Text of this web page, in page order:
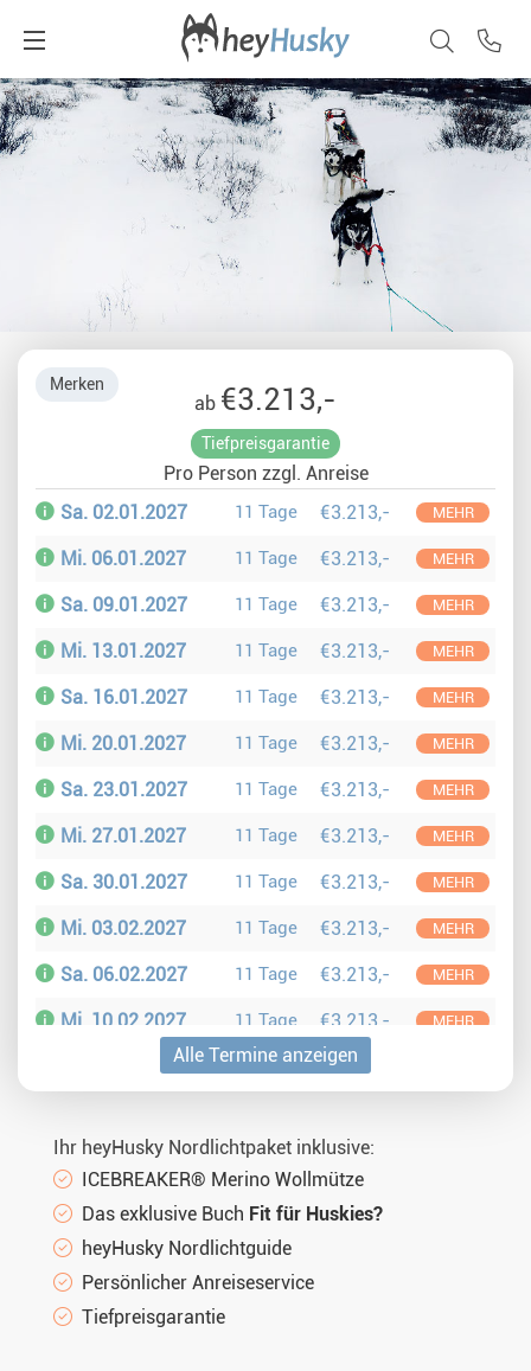
Merken
ab €3.213,-
Tiefpreisgarantie
Pro Person zzgl. Anreise
Sa. 02.01.2027
11 Tage €3.213,- MEHR
Mi. 06.01.2027 11 Tage €3.213,- MEHR
Sa. 09.01.2027 11 Tage €3.213,- MEHR
Mi. 13.01.2027 11 Tage €3.213,- MEHR
Sa. 16.01.2027 11 Tage €3.213,- MEHR
Mi. 20.01.2027 11 Tage €3.213,- MEHR
Sa. 23.01.2027 11 Tage €3.213,- MEHR
Mi. 27.01.2027 11 Tage €3.213,- MEHR
Sa. 30.01.2027 11 Tage €3.213,- MEHR
Mi. 03.02.2027 11 Tage €3.213,- MEHR
Sa. 06.02.2027 11 Tage €3.213,- MEHR
Mi. 10.02.2027 11 Tage €3.213,- MEHR
Sa. 13.02.2027 11 Tage €3.213,-
Sa. 20.02.2027 11 Tage €3.213,-
Mi. 24.02.2027 11 Tage €3.213,-
Sa. 27.02.2027 11 Tage
Alle Termine anzeigen
Ihr heyHusky Nordlichtpaket inklusive:
ICEBREAKER® Merino Wollmütze
Das exklusive Buch Fit für Huskies?
heyHusky Nordlichtguide
Persönlicher Anreiseservice
Tiefpreisgarantie